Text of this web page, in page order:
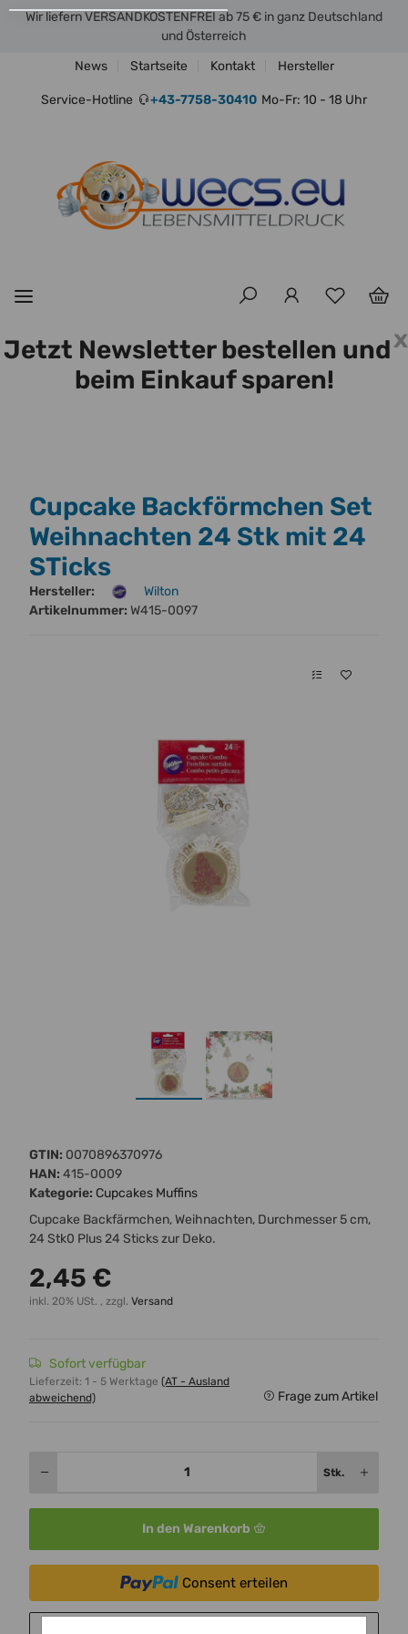
Wir liefern VERSANDKOSTENFREI ab 75 € in ganz Deutschland
und Österreich
News
Startseite Kontakt Hersteller
Service-Hotline +43-7758-30410 Mo-Fr: 10 - 18 Uhr
x
Jetzt Newsletter bestellen und
beim Einkauf sparen!
Cupcake Backförmchen Set
Weihnachten 24 Stk mit 24
STicks
Hersteller:
Wilton
Artikelnummer: W415-0097
GTIN: 0070896370976
HAN: 415-0009
Kategorie: Cupcakes Muffins
Cupcake Backfärmchen, Weihnachten, Durchmesser 5 cm,
24 Stk0 Plus 24 Sticks zur Deko.
2,45 €
inkl. 20% USt. , zzgl. Versand
Sofort verfügbar
Lieferzeit: 1 - 5 Werktage (AT - Ausland
abweichend)
Frage zum Artikel
Stk.
In den Warenkorb
Consent erteilen